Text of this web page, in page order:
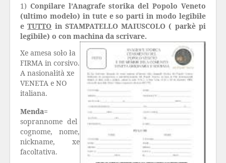
1) Conpilare l’Anagrafe storika del Popolo Veneto
(ultimo modeło) in tute e so parti in modo legibiłe
eTUTTO in STAMPATELLO MAIUSCOLO ( parkè pi
legibiłe) o con machina da scrivare.
Xe amesa soło ła
FIRMA in corsivo.
A nasionałità xe
VENETA e NO
italiana.
Menda=
soprannome del
cognome, nome,
nickname, xe
facoltativa.